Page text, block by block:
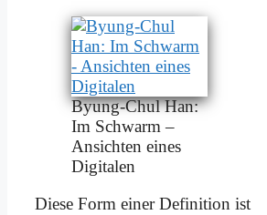
By­ung-Chul Han:
Im Schwarm –
An­sich­ten ei­nes
Di­gi­ta­len
Die­se Form ei­ner De­fi­ni­ti­on ist